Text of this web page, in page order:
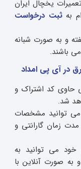
یخچال ایران
بهثبت درخواست
و به صورت شبانه
باشند.
در آی پی امداد
حاوی کد اشتراک و
شد.
می توانید مشخصات
مدت زمان گارانتی و
خود می توانید به
به صورت آنلاین با